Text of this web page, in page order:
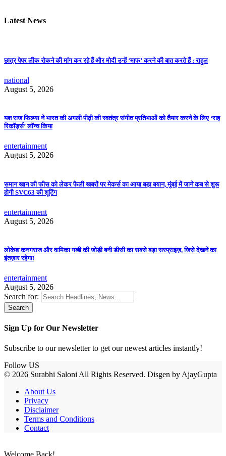
Latest News
छात्र पेपर लीक रोकने की मांग कर रहे हैं और मोदी उन्हें ‘माफ’ करने की बात करते हैं : राहुल
national
August 5, 2026
यश राज फिल्म्स ने भारत की अगली पीढ़ी की स्वतंत्र संगीत प्रतिभाओं को तैयार करने के लिए ‘राह
रिकॉर्ड्स’ लॉन्च किया
entertainment
August 5, 2026
समान खान की फीस को लेकर फैली खबरों पर मेकर्स का आया बड़ा बयान, मुंबई में जाने कब से शुरू
होगी SVC63 की शूटिंग
entertainment
August 5, 2026
लोकेश कनगराज और वामिका गब्बी की जोड़ी बनी डीसी का सबसे बड़ा सरप्राइज़, जिसे देखने का
इंतज़ार रहेगा!
entertainment
August 5, 2026
Search for:
Sign Up for Our Newsletter
Subscribe to our newsletter to get our newest articles instantly!
Follow US
© 2026 Surabhi Saloni All Rights Reserved. Disgen by AjayGupta
About Us
Privacy
Disclaimer
Terms and Conditions
Contact
Welcome Back!